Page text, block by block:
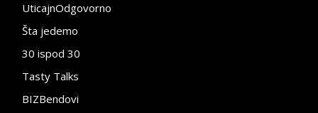
UticajnOdgovorno
Šta jedemo
30 ispod 30
Tasty Talks
BIZBendovi